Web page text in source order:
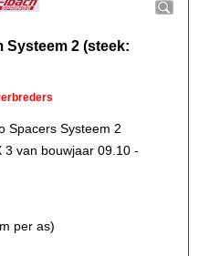
Systeem 2 (steek:
Spacers Systeem 2
3 van bouwjaar 09.10 -
per as)